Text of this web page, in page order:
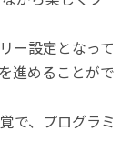
ー設定となって
進めることがで
で、プログラミ